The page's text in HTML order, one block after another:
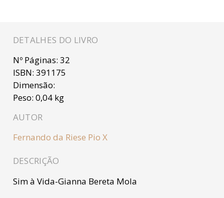
DETALHES DO LIVRO
Nº Páginas: 32
ISBN: 391175
Dimensão:
Peso: 0,04 kg
AUTOR
Fernando da Riese Pio X
DESCRIÇÃO
Sim à Vida-Gianna Bereta Mola